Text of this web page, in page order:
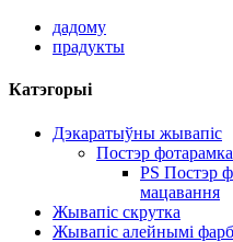
дадому
прадукты
Катэгорыі
Дэкаратыўны жывапіс
Постэр
PS Постэр
мацавання
Жывапіс скрутка
Жывапіс алейнымі